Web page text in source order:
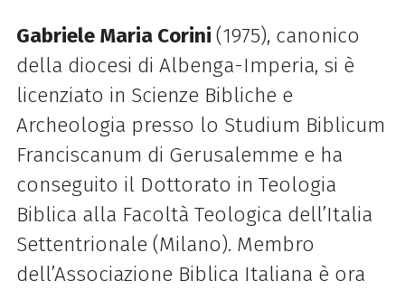
Gabriele Maria Corini (1975), canonico
della diocesi di Albenga-Imperia, si è
licenziato in Scienze Bibliche e
Archeologia presso lo Studium Biblicum
Franciscanum di Gerusalemme e ha
conseguito il Dottorato in Teologia
Biblica alla Facoltà Teologica dell’Italia
Settentrionale (Milano). Membro
dell’Associazione Biblica Italiana è ora